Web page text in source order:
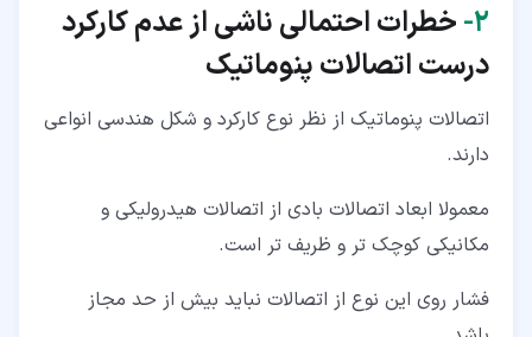
۲‏- خطرات احتمالی ناشی از عدم کارکرد
درست اتصالات پنوماتیک
اتصالات پنوماتیک از نظر نوع کارکرد و شکل هندسی انواعی
دارند.
معمولا ابعاد اتصالات بادی از اتصالات هیدرولیکی و
مکانیکی کوچک تر و ظریف تر است.
فشار روی این نوع از اتصالات نباید بیش از حد مجاز